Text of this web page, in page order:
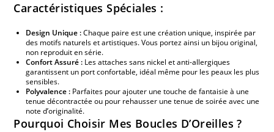
Caractéristiques Spéciales :
Design Unique :Chaque paire est une création unique, inspirée par
des motifs naturels et artistiques. Vous portez ainsi un bijou original,
non reproduit en série.
Confort Assuré : Les attaches sans nickel et anti-allergiques
garantissent un port confortable, idéal même pour les peaux les plus
sensibles.
Polyvalence : Parfaites pour ajouter une touche de fantaisie à une
tenue décontractée ou pour rehausser une tenue de soirée avec une
note d’originalité.
Pourquoi Choisir Mes Boucles D’Oreilles ?